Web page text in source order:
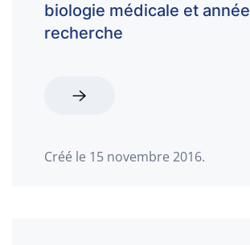
biologie médicale et année
recherche
Créé le 15 novembre 2016.